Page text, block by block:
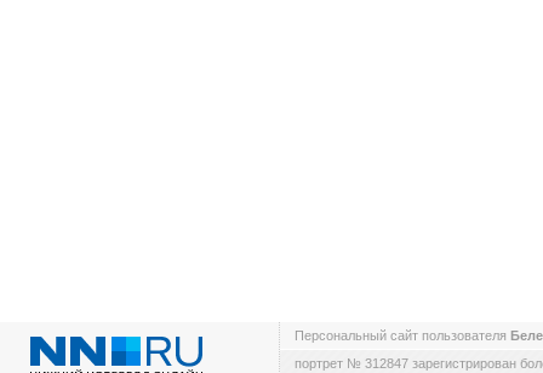
Персональный сайт пользователя
портрет № 312847 зарегистрирован